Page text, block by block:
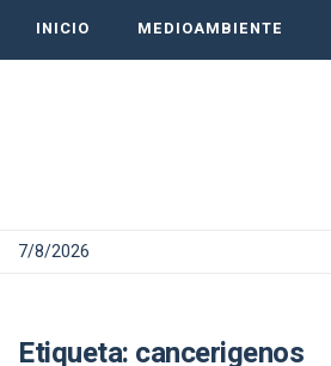
INICIO MEDIOAMBIENTE
7/8/2026
Etiqueta: cancerigenos